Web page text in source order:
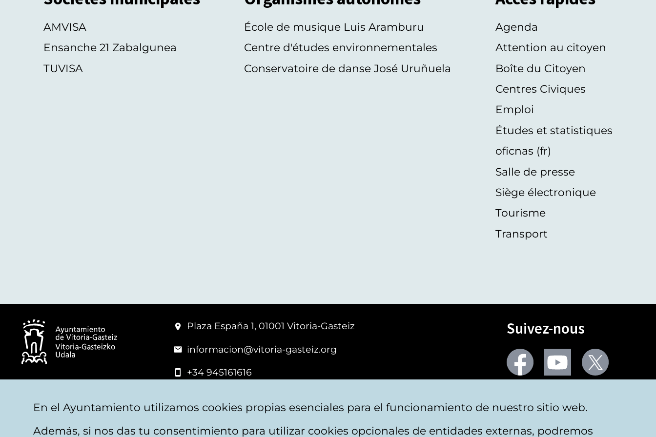
AMVISA
Ensanche 21 Zabalgunea
TUVISA
École de musique Luis Aramburu
Centre d'études environnementales
Conservatoire de danse José Uruñuela
Agenda
Attention au citoyen
Boîte du Citoyen
Centres Civiques
Emploi
Études et statistiques
oficnas (fr)
Salle de presse
Siège électronique
Tourisme
Transport
Plaza España 1, 01001 Vitoria-Gasteiz
informacion@vitoria-gasteiz.org
+34 945161616
Suivez-nous
Facebook Youtube
En el Ayuntamiento utilizamos cookies propias esenciales para el funcionamiento de nuestro sitio web.
Además, si nos das tu consentimiento para utilizar cookies opcionales de entidades externas, podremos